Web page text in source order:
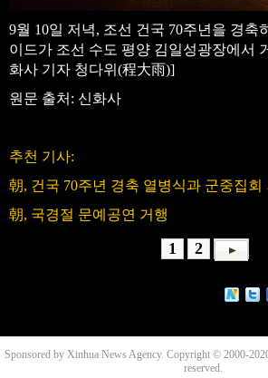
9월 10일 저녁, 조선 건국 70주년을 경축
이드가 조선 수도 평양 김일성광장에서
화사 기자 청다위(程大雨)]
원문 출처: 신화사
추천 기사:
朝, 건국 70주년 경축 열병식과 군중집회
朝, 국경절 문예공연 거행
1 2